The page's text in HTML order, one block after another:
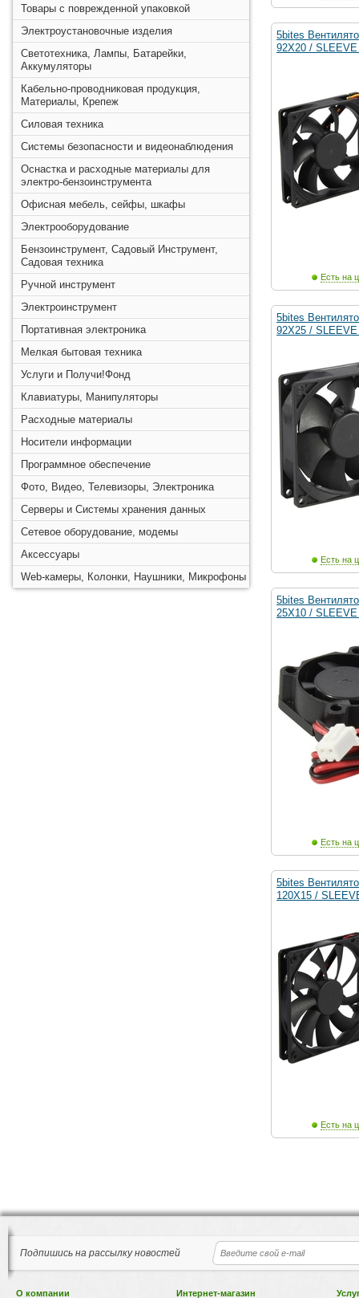
Товары с поврежденной упаковкой
Электроустановочные изделия
Светотехника, Лампы, Батарейки,
Аккумуляторы
Кабельно-проводниковая продукция,
Материалы, Крепеж
Силовая техника
Системы безопасности и видеонаблюдения
Оснастка и расходные материалы для
электро-бензоинструмента
Офисная мебель, сейфы, шкафы
Электрооборудование
Бензоинструмент, Садовый Инструмент,
Садовая техника
Ручной инструмент
Электроинструмент
Портативная электроника
Мелкая бытовая техника
Услуги и Получи!Фонд
Клавиатуры, Манипуляторы
Расходные материалы
Носители информации
Программное обеспечение
Фото, Видео, Телевизоры, Электроника
Серверы и Системы хранения данных
Сетевое оборудование, модемы
Аксессуары
Web-камеры, Колонки, Наушники, Микрофоны
5bites
92X20 /
Есть на
5bites
92X25 /
Есть на
5bites
25X10 /
Есть на
5bites
120X15 /
Есть на
Подпишись на рассылку новостей
О компании Интернет-магазин